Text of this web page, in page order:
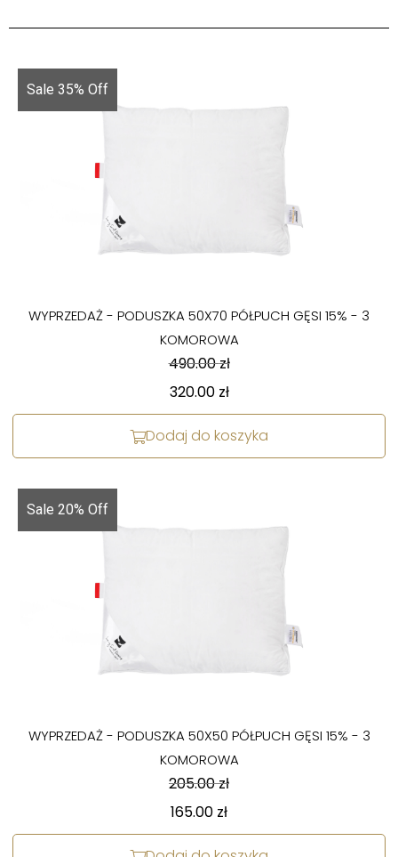
Sale 35% Off
WYPRZEDAŻ - PODUSZKA 50X70 PÓŁPUCH GĘSI 15% - 3
KOMOROWA
490.00zł
320.00 zł
Dodaj do koszyka
Sale 20% Off
WYPRZEDAŻ - PODUSZKA 50X50 PÓŁPUCH GĘSI 15% - 3
KOMOROWA
205.00zł
165.00 zł